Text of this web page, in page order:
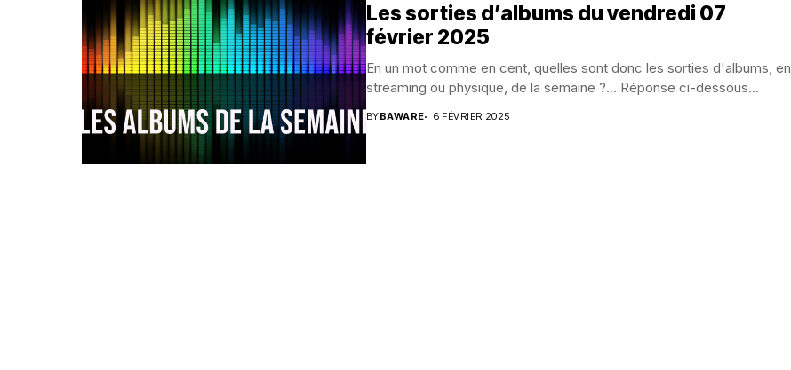
Les sorties d’albums du vendredi 07
février 2025
En un mot comme en cent, quelles sont donc les sorties d'albums, en
streaming ou physique, de la semaine ?... Réponse ci-dessous...
BYBAWARE 6 FÉVRIER 2025